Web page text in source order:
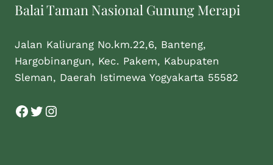
Balai Taman Nasional Gunung Merapi
Jalan Kaliurang No.km.22,6, Banteng,
Hargobinangun, Kec. Pakem, Kabupaten
Sleman, Daerah Istimewa Yogyakarta 55582